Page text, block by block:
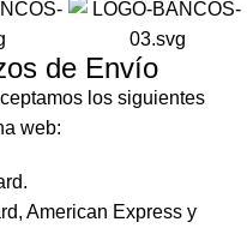
de Envío
los siguientes
web:
American Express y